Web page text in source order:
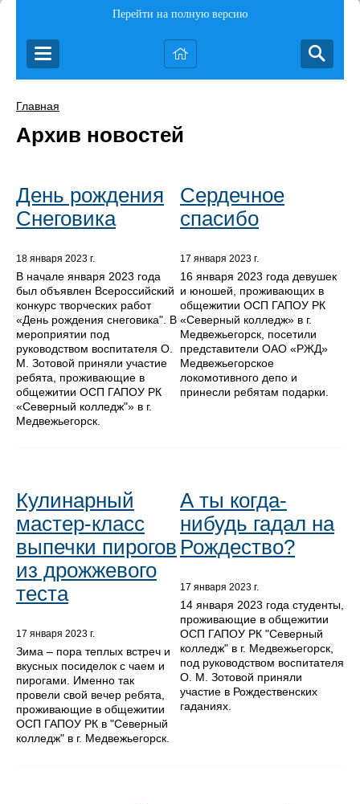
Перейти на полную версию
Главная
Архив новостей
День рождения
Снеговика
18 января 2023 г.
В начале января 2023 года
был объявлен Всероссийский
конкурс творческих работ
«День рождения снеговика". В
мероприятии под
руководством воспитателя О.
М. Зотовой приняли участие
ребята, проживающие в
общежитии ОСП ГАПОУ РК
«Северный колледж"» в г.
Медвежьегорск.
Сердечное
спасибо
17 января 2023 г.
16 января 2023 года девушек
и юношей, проживающих в
общежитии ОСП ГАПОУ РК
«Северный колледж» в г.
Медвежьегорск, посетили
представители ОАО «РЖД»
Медвежьегорское
локомотивного депо и
принесли ребятам подарки.
Кулинарный
мастер-класс
выпечки пирогов
из дрожжевого
теста
17 января 2023 г.
Зима – пора теплых встреч и
вкусных посиделок с чаем и
пирогами. Именно так
провели свой вечер ребята,
проживающие в общежитии
ОСП ГАПОУ РК в "Северный
колледж" в г. Медвежьегорск.
А ты когда-
нибудь гадал на
Рождество?
17 января 2023 г.
14 января 2023 года студенты,
проживающие в общежитии
ОСП ГАПОУ РК "Северный
колледж" в г. Медвежьегорск,
под руководством воспитателя
О. М. Зотовой приняли
участие в Рождественских
гаданиях.